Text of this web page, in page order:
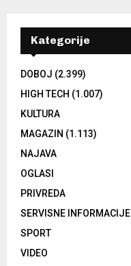
Kategorije
DOBOJ (2.399)
HIGH TECH (1.007)
KULTURA
MAGAZIN (1.113)
NAJAVA
OGLASI
PRIVREDA
SERVISNE INFORMACIJE
SPORT
VIDEO